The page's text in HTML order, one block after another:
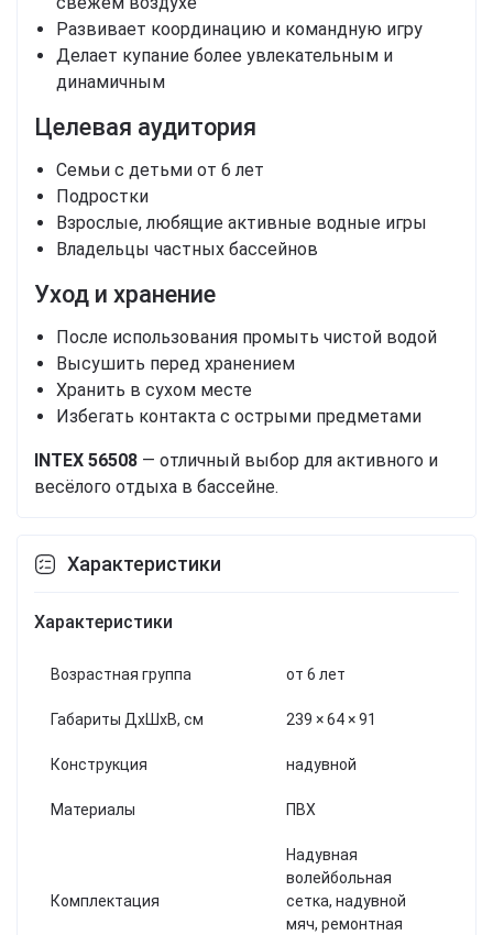
Развивает координацию и командную игру
Делает купание более увлекательным и
динамичным
Целевая аудитория
Семьи с детьми от 6 лет
Подростки
Взрослые, любящие активные водные игры
Владельцы частных бассейнов
Уход и хранение
После использования промыть чистой водой
Высушить перед хранением
Хранить в сухом месте
Избегать контакта с острыми предметами
INTEX 56508 — отличный выбор для активного и
весёлого отдыха в бассейне.
Характеристики
Характеристики
Возрастная группа от 6 лет
Габариты ДхШхВ, см 239 × 64 × 91
Конструкция надувной
Материалы ПВХ
Комплектация
Надувная
волейбольная
сетка, надувной
мяч, ремонтная